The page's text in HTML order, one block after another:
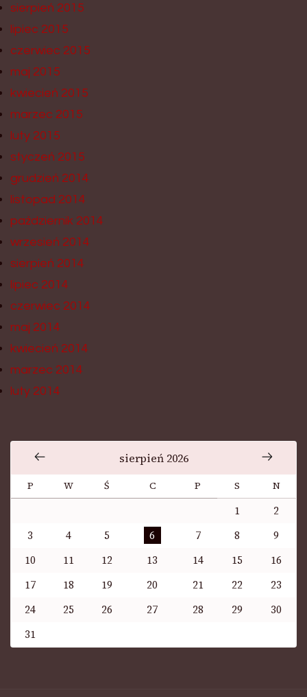
sierpień 2015
lipiec 2015
czerwiec 2015
maj 2015
kwiecień 2015
marzec 2015
luty 2015
styczeń 2015
grudzień 2014
listopad 2014
październik 2014
wrzesień 2014
sierpień 2014
lipiec 2014
czerwiec 2014
maj 2014
kwiecień 2014
marzec 2014
luty 2014
sierpień 2026
P W Ś C P S N
1
2
3
4 5 6 7 8
9
10
11 12 13 14 15
16
17
18 19 20 21 22
23
24
25 26 27 28 29
30
31